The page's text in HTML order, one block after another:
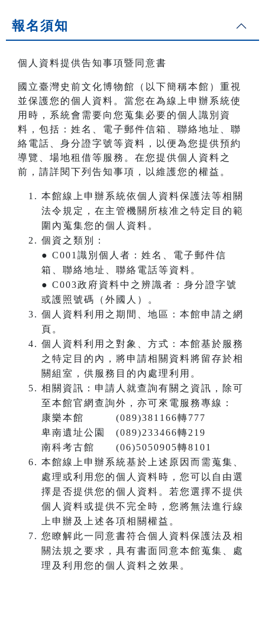
報名須知
個人資料提供告知事項暨同意書
國立臺灣史前文化博物館（以下簡稱本館）重視
並保護您的個人資料。當您在為線上申辦系統使
用時，系統會需要向您蒐集必要的個人識別資
料，包括：姓名、電子郵件信箱、聯絡地址、聯
絡電話、身分證字號等資料，以便為您提供預約
導覽、場地租借等服務。在您提供個人資料之
前，請詳閱下列告知事項，以維護您的權益。
本館線上申辦系統依個人資料保護法等相關
法令規定，在主管機關所核准之特定目的範
圍內蒐集您的個人資料。
個資之類別：
● C001識別個人者：姓名、電子郵件信
箱、聯絡地址、聯絡電話等資料。
● C003政府資料中之辨識者：身分證字號
或護照號碼（外國人）。
個人資料利用之期間、地區：本館申請之網
頁。
個人資料利用之對象、方式：本館基於服務
之特定目的內，將申請相關資料將留存於相
關組室，供服務目的內處理利用。
相關資訊：申請人就查詢有關之資訊，除可
至本館官網查詢外，亦可來電服務專線：
康樂本館 (089)381166轉777
卑南遺址公園 (089)233466轉219
南科考古館 (06)5050905轉8101
本館線上申辦系統基於上述原因而需蒐集、
處理或利用您的個人資料時，您可以自由選
擇是否提供您的個人資料。若您選擇不提供
個人資料或提供不完全時，您將無法進行線
上申辦及上述各項相關權益。
您瞭解此一同意書符合個人資料保護法及相
關法規之要求，具有書面同意本館蒐集、處
理及利用您的個人資料之效果。